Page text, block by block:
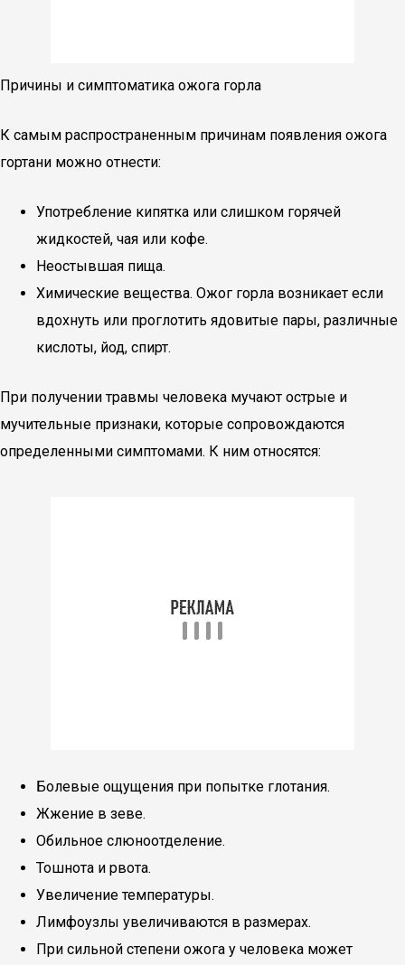
Причины и симптоматика ожога горла
К самым распространенным причинам появления ожога
гортани можно отнести:
Употребление кипятка или слишком горячей
жидкостей, чая или кофе.
Неостывшая пища.
Химические вещества. Ожог горла возникает если
вдохнуть или проглотить ядовитые пары, различные
кислоты, йод, спирт.
При получении травмы человека мучают острые и
мучительные признаки, которые сопровождаются
определенными симптомами. К ним относятся:
Болевые ощущения при попытке глотания.
Жжение в зеве.
Обильное слюноотделение.
Тошнота и рвота.
Увеличение температуры.
Лимфоузлы увеличиваются в размерах.
При сильной степени ожога у человека может